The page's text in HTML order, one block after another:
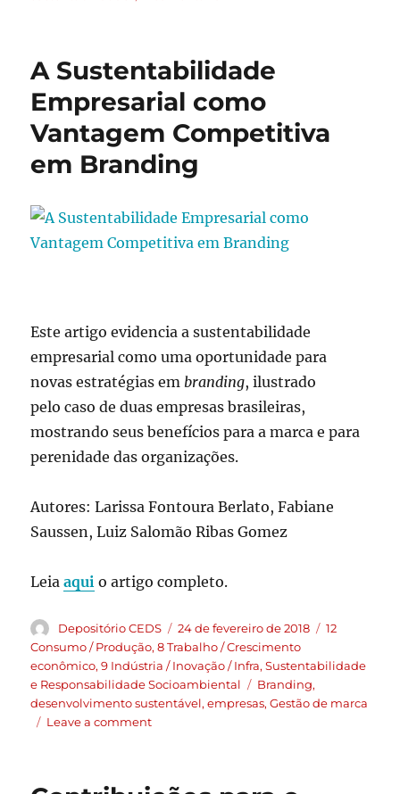
A Sustentabilidade
Empresarial como
Vantagem Competitiva
em Branding
Este artigo evidencia a sustentabilidade
empresarial como uma oportunidade para
novas estratégias em branding, ilustrado
pelo caso de duas empresas brasileiras,
mostrando seus benefícios para a marca e para
perenidade das organizações.
Autores: Larissa Fontoura Berlato, Fabiane
Saussen, Luiz Salomão Ribas Gomez
Leia aqui o artigo completo.
Depositório CEDS 24 de fevereiro de 2018
12
Consumo / Produção,8 Trabalho / Crescimento
econômico,9 Indústria / Inovação / Infra,Sustentabilidade
e Responsabilidade Socioambiental
Branding,
desenvolvimento sustentável,empresas,Gestão de marca
Leave a comment